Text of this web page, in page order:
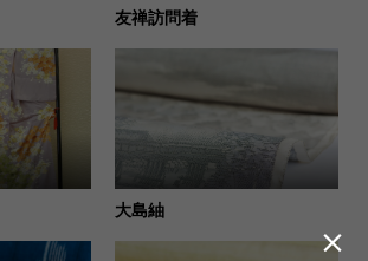
友禅訪問着
大島紬
